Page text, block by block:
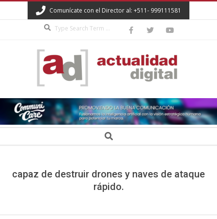
to
Comunícate con el Director al: +511- 999111581
ACTUALIDAD
DIGITAL Search
capaz de destruir drones y naves de ataque
rápido.